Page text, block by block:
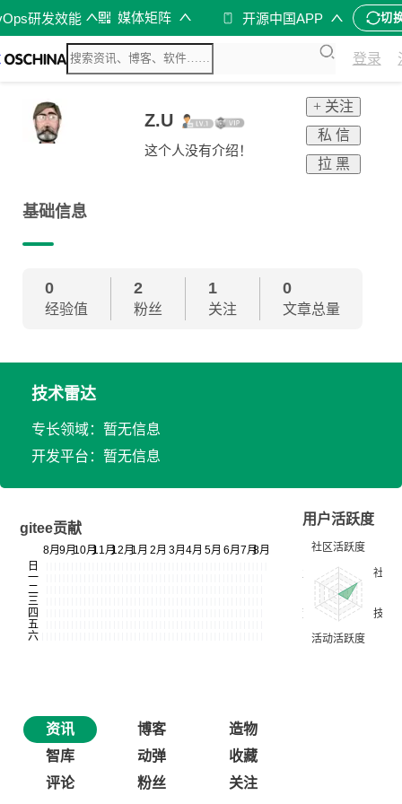
研发效能 媒体矩阵 开源中国APP 切
登录
Z.U
这个人没有介绍！
+ 关注
私 信
拉 黑
基础信息
0
经验值
2
粉丝
1
关注
0
文章总量
技术雷达
专长领域：暂无信息
开发平台：暂无信息
gitee贡献
用户活跃度
资讯 博客
造物
智库
动弹
收藏
评论
粉丝 关注